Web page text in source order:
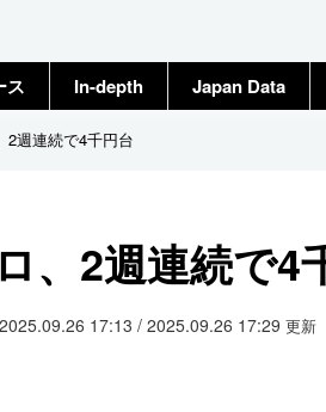
ス In-depth Japan Data
2週連続で4千円台
、2週連続で4
2025.09.26 17:13 / 2025.09.26 17:29 更新